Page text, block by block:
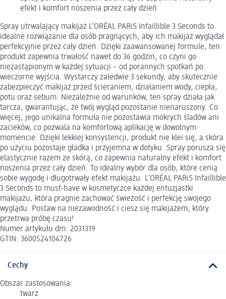
efekt i komfort noszenia przez cały dzień
Spray utrwalający makijaż L’ORÉAL PARiS Infaillible 3 Seconds to
idealne rozwiązanie dla osób pragnących, aby ich makijaż wyglądał
perfekcyjnie przez cały dzień. Dzięki zaawansowanej formule, ten
produkt zapewnia trwałość nawet do 36 godzin, co czyni go
niezastąpionym w każdej sytuacji – od porannych spotkań po
wieczorne wyjścia. Wystarczy zaledwie 3 sekundy, aby skutecznie
zabezpieczyć makijaż przed ścieraniem, działaniem wody, ciepła,
potu oraz sebum. Niezależnie od warunków, ten spray działa jak
tarcza, gwarantując, że twój wygląd pozostanie nienaruszony. Co
więcej, jego unikalna formuła nie pozostawia mokrych śladów ani
zacieków, co pozwala na komfortową aplikację w dowolnym
momencie. Dzięki lekkiej konsystencji, produkt nie klei się, a skóra
po użyciu pozostaje gładka i przyjemna w dotyku. Spray porusza się
elastycznie razem ze skórą, co zapewnia naturalny efekt i komfort
noszenia przez cały dzień. To idealny wybór dla osób, które cenią
sobie wygodę i długotrwały efekt makijażu. L’ORÉAL PARiS Infaillible
3 Seconds to must-have w kosmetyczce każdej entuzjastki
makijażu, która pragnie zachować świeżość i perfekcję swojego
wyglądu. Postaw na niezawodność i ciesz się makijażem, który
przetrwa próbę czasu!
Numer artykułu dm: 2031319
GTIN: 3600524104726
Cechy
Obszar zastosowania:
twarz